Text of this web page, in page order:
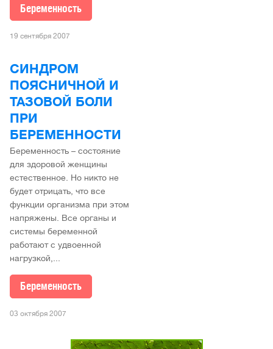
Беременность
19 сентября 2007
СИНДРОМ
ПОЯСНИЧНОЙ И
ТАЗОВОЙ БОЛИ
ПРИ
БЕРЕМЕННОСТИ
Беременность – состояние
для здоровой женщины
естественное. Но никто не
будет отрицать, что все
функции организма при этом
напряжены. Все органы и
системы беременной
работают с удвоенной
нагрузкой,...
Беременность
03 октября 2007